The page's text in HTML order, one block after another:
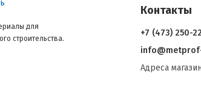
для
строительства.
Контакты
+7 (473) 250-
Адреса